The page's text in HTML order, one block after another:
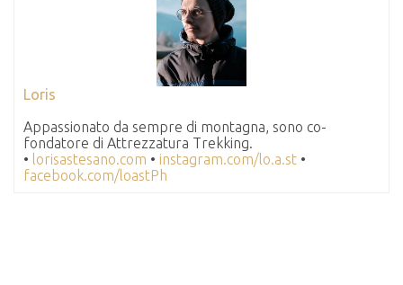
Loris
Appassionato da sempre di montagna, sono co-
fondatore di Attrezzatura Trekking.
• lorisastesano.com • instagram.com/lo.a.st •
facebook.com/loastPh